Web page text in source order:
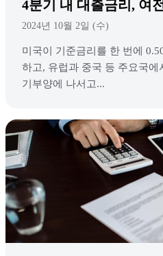
4분기 내 대출금리, 여
2024년 10월 2일 (수)
미국이 기준금리를 한 번에
하고, 유럽과 중국 등 주요국에
기부양에 나서고...